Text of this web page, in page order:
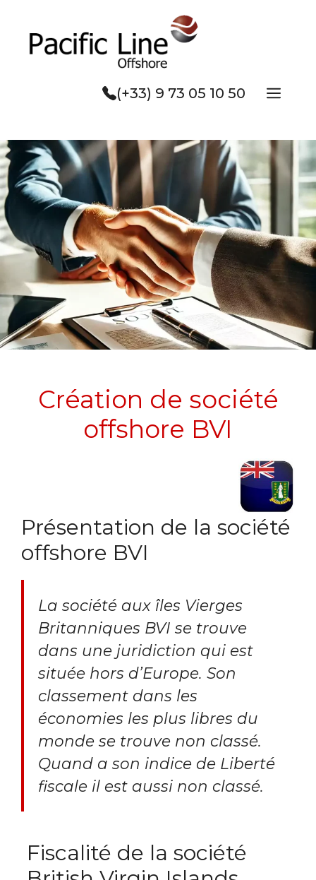
contenu
(+33) 9 73 05 10 50
Création de société
offshore BVI
Présentation de la société
offshore BVI
La société aux îles Vierges
Britanniques BVI se trouve
dans une juridiction qui est
située hors d’Europe. Son
classement dans les
économies les plus libres du
monde se trouve non classé.
Quand a son indice de Liberté
fiscale il est aussi non classé.
Fiscalité de la société